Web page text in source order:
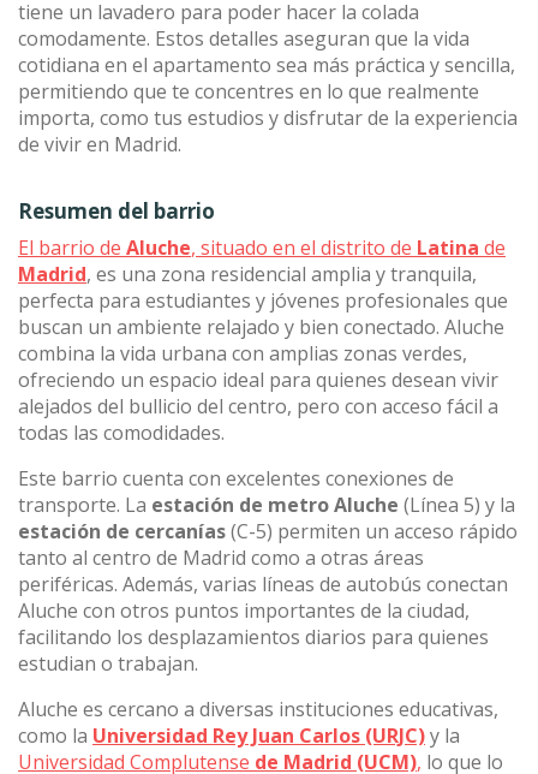
tiene un lavadero para poder hacer la colada
comodamente. Estos detalles aseguran que la vida
cotidiana en el apartamento sea más práctica y sencilla,
permitiendo que te concentres en lo que realmente
importa, como tus estudios y disfrutar de la experiencia
de vivir en Madrid.
Resumen del barrio
El barrio de Aluche, situado en el distrito de Latina de
Madrid, es una zona residencial amplia y tranquila,
perfecta para estudiantes y jóvenes profesionales que
buscan un ambiente relajado y bien conectado. Aluche
combina la vida urbana con amplias zonas verdes,
ofreciendo un espacio ideal para quienes desean vivir
alejados del bullicio del centro, pero con acceso fácil a
todas las comodidades.
Este barrio cuenta con excelentes conexiones de
transporte. La estación de metro Aluche (Línea 5) y la
estación de cercanías(C-5) permiten un acceso rápido
tanto al centro de Madrid como a otras áreas
periféricas. Además, varias líneas de autobús conectan
Aluche con otros puntos importantes de la ciudad,
facilitando los desplazamientos diarios para quienes
estudian o trabajan.
Aluche es cercano a diversas instituciones educativas,
como la Universidad Rey Juan Carlos (URJC)y la
Universidad Complutense de Madrid (UCM), lo que lo